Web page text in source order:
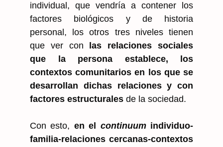
individual, que vendría a contener los
factores biológicos y de historia
personal, los otros tres niveles tienen
que ver con
las relaciones sociales
que la persona establece, los
contextos comunitarios en los que se
desarrollan dichas relaciones y con
factores estructurales de la sociedad.
Con esto, en el continuumindividuo-
familia-relaciones cercanas-contextos